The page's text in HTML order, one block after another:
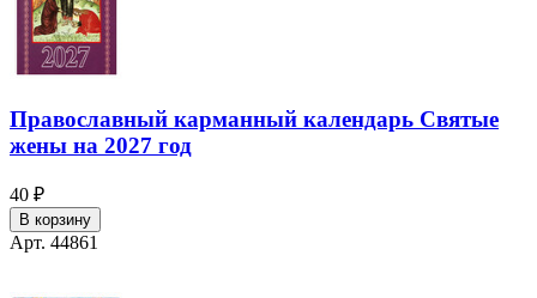
Православный карманный календарь Святые
жены на 2027 год
40 ₽
В корзину
Арт. 44861